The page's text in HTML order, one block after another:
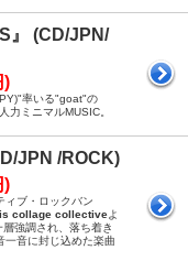
』 (CD/JPN/
)
率いる"goat"の
力ミニマルMUSIC。
JPN /ROCK)
)
ィブ・ロックバン
is collage collectiveよ
強調され、落ち着き
一音に封じ込めた楽曲